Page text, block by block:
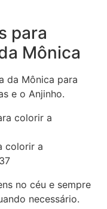
para
Mônica
da Mônica para
e o Anjinho.
colorir a
no céu e sempre
necessário.